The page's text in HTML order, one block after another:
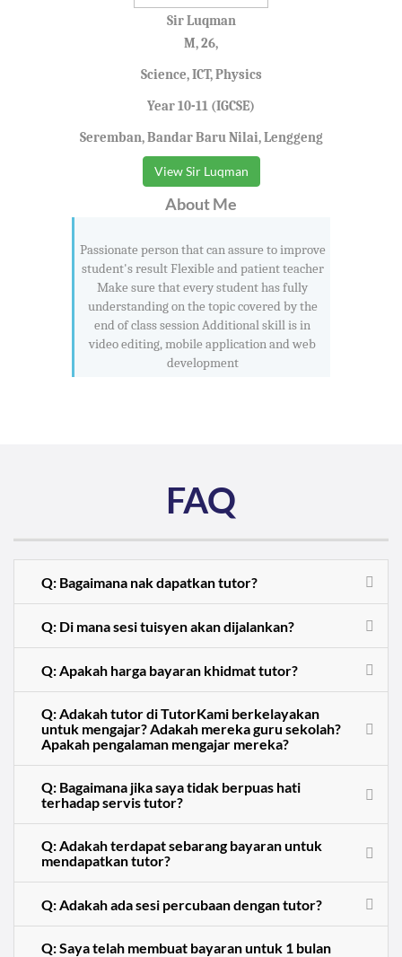
Sir Luqman
M, 26,
Science, ICT, Physics
Year 10-11 (IGCSE)
Seremban, Bandar Baru Nilai, Lenggeng
View Sir Luqman
About Me
Passionate person that can assure to improve
student's result Flexible and patient teacher
Make sure that every student has fully
understanding on the topic covered by the
end of class session Additional skill is in
video editing, mobile application and web
development
FAQ
Q: Bagaimana nak dapatkan tutor?
Q: Di mana sesi tuisyen akan dijalankan?
Q: Apakah harga bayaran khidmat tutor?
Q: Adakah tutor di TutorKami berkelayakan
untuk mengajar? Adakah mereka guru sekolah?
Apakah pengalaman mengajar mereka?
Q: Bagaimana jika saya tidak berpuas hati
terhadap servis tutor?
Q: Adakah terdapat sebarang bayaran untuk
mendapatkan tutor?
Q: Adakah ada sesi percubaan dengan tutor?
Q: Saya telah membuat bayaran untuk 1 bulan